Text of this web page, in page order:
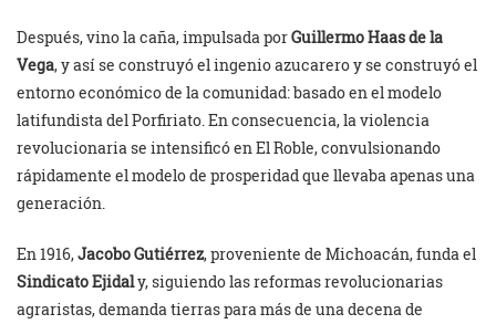
Después, vino la caña, impulsada porGuillermo Haas de la
Vega, y así se construyó el ingenio azucarero y se construyó el
entorno económico de la comunidad: basado en el modelo
latifundista del Porfiriato. En consecuencia, la violencia
revolucionaria se intensificó en El Roble, convulsionando
rápidamente el modelo de prosperidad que llevaba apenas una
generación.
En 1916,Jacobo Gutiérrez, proveniente de Michoacán, funda el
Sindicato Ejidaly, siguiendo las reformas revolucionarias
agraristas, demanda tierras para más de una decena de